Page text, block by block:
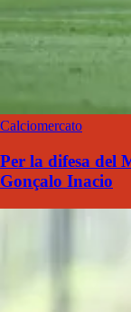
Calciomercato
Per la difesa del
Gonçalo Inacio